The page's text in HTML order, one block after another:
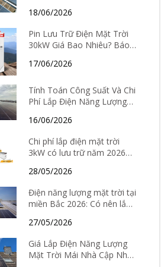
Gian Hoàn Vốn Chi Tiết
18/06/2026
Pin Lưu Trữ Điện Mặt Trời
30kW Giá Bao Nhiêu? Báo
Nghiệm Chọn Loại Tốt Nhất
17/06/2026
Tính Toán Công Suất Và Chi
Phí Lắp Điện Năng Lượng
Nhất 2026
16/06/2026
Chi phí lắp điện mặt trời
3kW có lưu trữ năm 2026
không?
28/05/2026
Điện năng lượng mặt trời tại
miền Bắc 2026: Có nên lắp
nhiêu và hiệu quả thực tế ra
sao?
27/05/2026
Giá Lắp Điện Năng Lượng
Mặt Trời Mái Nhà Cập Nhật